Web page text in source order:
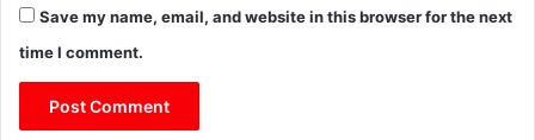
Save my name, email, and website in this browser for the next
time I comment.